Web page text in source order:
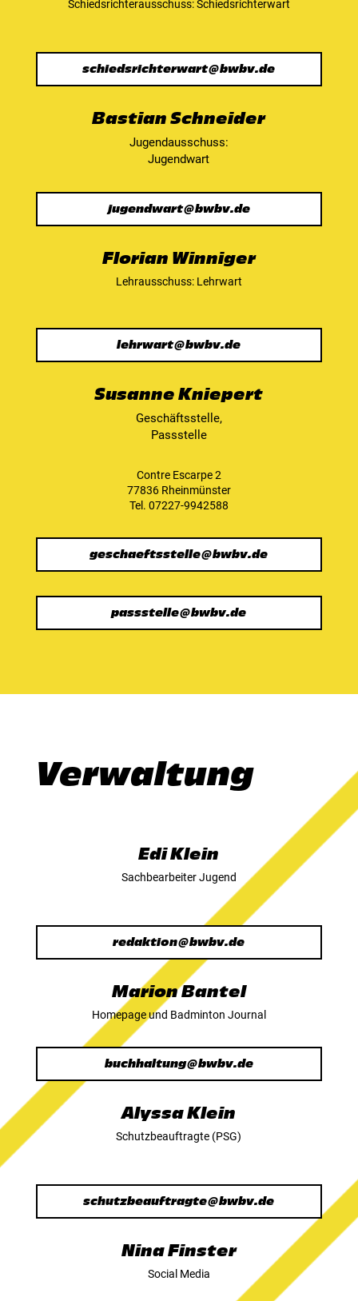
Schiedsrichterausschuss: Schiedsrichterwart
schiedsrichterwart@bwbv.de
Bastian Schneider
Jugendausschuss:
Jugendwart
jugendwart@bwbv.de
Florian Winniger
Lehrausschuss: Lehrwart
lehrwart@bwbv.de
Susanne Kniepert
Geschäftsstelle,
Passstelle
Contre Escarpe 2
77836 Rheinmünster
Tel. 07227-9942588
geschaeftsstelle@bwbv.de
passstelle@bwbv.de
Verwaltung
Edi Klein
Sachbearbeiter Jugend
redaktion@bwbv.de
Marion Bantel
Homepage und Badminton Journal
buchhaltung@bwbv.de
Alyssa Klein
Schutzbeauftragte (PSG)
schutzbeauftragte@bwbv.de
Nina Finster
Social Media